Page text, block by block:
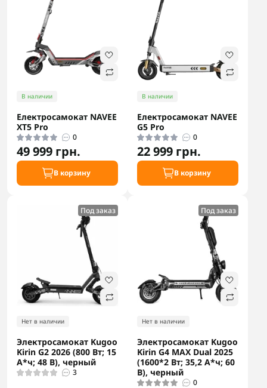
В наличии
Електросамокат NAVEE
XT5 Pro
0
49 999 грн.
В корзину
В наличии
Електросамокат NAVEE
G5 Pro
0
22 999 грн.
В корзину
Под заказ
Нет в наличии
Электросамокат Kugoo
Kirin G2 2026 (800 Вт; 15
А*ч; 48 В), черный
3
Под заказ
Нет в наличии
Электросамокат Kugoo
Kirin G4 MAX Dual 2025
(1600*2 Вт; 35,2 А*ч; 60
В), черный
0